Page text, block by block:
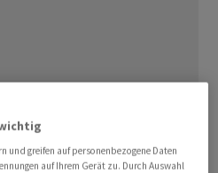
und greifen auf personenbezogene Daten
auf Ihrem Gerät zu. Durch Auswahl